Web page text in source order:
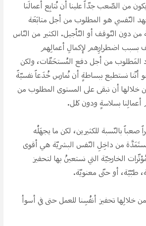
من الصّعب جدّاََ علينا أن نُتابِع أعمالَنا
النّفسي هو المطلوب من أجل متابَعَة
من دون التّوقف أو التّأجيل. الكثير من النّاس
بسبب اضطرارِهم لإكمالِ أعمالِهم
المَطلوب من أجل دفع المُستحَقّات، ولكن
أنّنا نستطيع ببساطةِِ أن نُمارس خُدَعاََ نفسيّةََ
خلالها أن نبقى على المستوى المطلوب من
أعمالِنا بسلاسةِِ ودون كلل.
صعباََ بالنّسبة للكثيرين، لكن ما يجهَلُه
من داخِلِ النّفس البشريّة هي أقوى
الخارجيّة التي نستعينُ بها لتحفيز
طبّيّة، أو حتّى معنويّة.
من خلالِها تحفيز أنفُسِنا للعمل حتى في أسوأ